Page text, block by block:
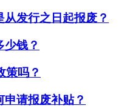
发行之日起报废？
钱？
策吗？
请报废补贴？